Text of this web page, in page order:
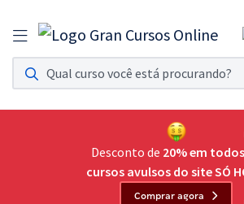
Assinatura Ilimitada 11
Acesso a todos os cursos. Teste grátis por 7 dias!
Assinatura OAB Até Passar
Acesso ilimitado a toda preparação para o Exame da
Desconto de 20% em
cursos avulsos do site SÓ
Comprar agora